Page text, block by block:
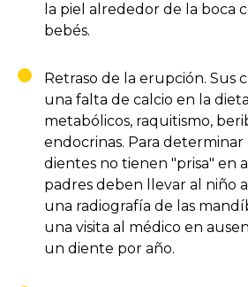
la piel alrededor de la boca
bebés.
Retraso de la erupción. Sus
una falta de calcio en la
metabólicos, raquitismo,
endocrinas. Para
dientes no tienen "prisa" en
padres deben llevar al niño
una radiografía de las
una visita al médico en
un diente por año.